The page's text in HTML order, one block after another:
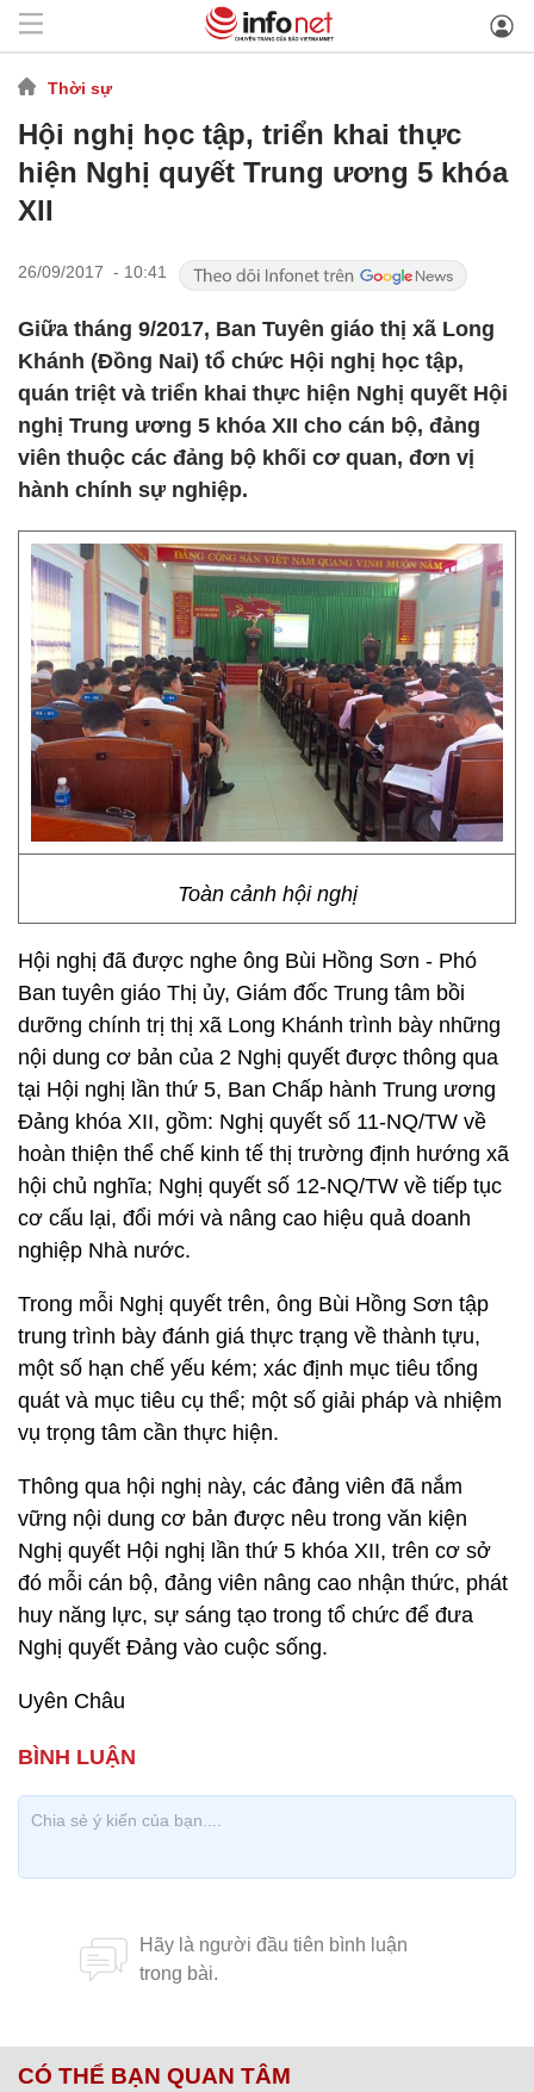
Thời sự
Hội nghị học tập, triển khai thực
hiện Nghị quyết Trung ương 5 khóa
XII
26/09/2017 - 10:41
​Giữa tháng 9/2017, Ban Tuyên giáo thị xã Long
Khánh (Đồng Nai) tổ chức Hội nghị học tập,
quán triệt và triển khai thực hiện Nghị quyết Hội
nghị Trung ương 5 khóa XII cho cán bộ, đảng
viên thuộc các đảng bộ khối cơ quan, đơn vị
hành chính sự nghiệp.
Toàn cảnh hội nghị
Hội nghị đã được nghe ông Bùi Hồng Sơn - Phó
Ban tuyên giáo Thị ủy, Giám đốc Trung tâm bồi
dưỡng chính trị thị xã Long Khánh trình bày những
nội dung cơ bản của 2 Nghị quyết được thông qua
tại Hội nghị lần thứ 5, Ban Chấp hành Trung ương
Đảng khóa XII, gồm: Nghị quyết số 11-NQ/TW về
hoàn thiện thể chế kinh tế thị trường định hướng xã
hội chủ nghĩa; Nghị quyết số 12-NQ/TW về tiếp tục
cơ cấu lại, đổi mới và nâng cao hiệu quả doanh
nghiệp Nhà nước.
Trong mỗi Nghị quyết trên, ông Bùi Hồng Sơn tập
trung trình bày đánh giá thực trạng về thành tựu,
một số hạn chế yếu kém; xác định mục tiêu tổng
quát và mục tiêu cụ thể; một số giải pháp và nhiệm
vụ trọng tâm cần thực hiện.
Thông qua hội nghị này, các đảng viên đã nắm
vững nội dung cơ bản được nêu trong văn kiện
Nghị quyết Hội nghị lần thứ 5 khóa XII, trên cơ sở
đó mỗi cán bộ, đảng viên nâng cao nhận thức, phát
huy năng lực, sự sáng tạo trong tổ chức để đưa
Nghị quyết Đảng vào cuộc sống.
Uyên Châu
CÓ THỂ BẠN QUAN TÂM